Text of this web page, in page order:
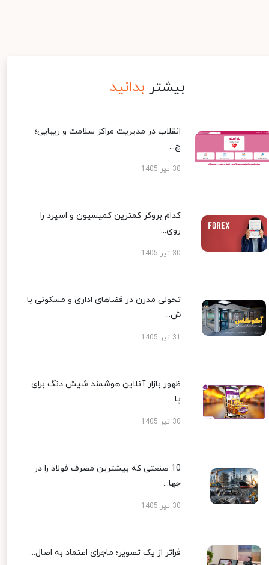
بیشتر بدانید
انقلاب در مدیریت مراکز سلامت و زیبایی؛
چ...
30 تیر 1405
کدام بروکر کمترین کمیسیون و اسپرد را
روی...
30 تیر 1405
تحولی مدرن در فضاهای اداری و مسکونی با
ش...
ظهور بازار آنلاین هوشمند شیش دنگ برای
پا...
30 تیر 1405
10 صنعتی که بیشترین مصرف فولاد را در
جها...
30 تیر 1405
فراتر از یک تصویر؛ ماجرای اعتماد به اصال...